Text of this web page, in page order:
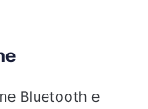
Bluetooth e